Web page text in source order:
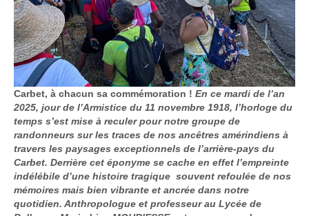
Carbet, à chacun sa commémoration ! En ce mardi de l’an
2025, jour de l’Armistice du 11 novembre 1918, l’horloge du
temps s’est mise à reculer pour notre groupe de
randonneurs sur les traces de nos ancêtres amérindiens à
travers les paysages exceptionnels de l’arrière-pays du
Carbet. Derrière cet éponyme se cache en effet l’empreinte
indélébile d’une histoire tragique souvent refoulée de nos
mémoires mais bien vibrante et ancrée dans notre
quotidien. Anthropologue et professeur au Lycée de